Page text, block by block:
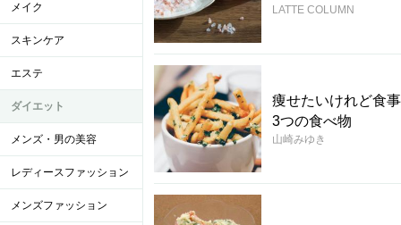
メイク
スキンケア
エステ
ダイエット
メンズ・男の美容
レディースファッション
メンズファッション
LATTE COLUMN
痩せたいけれど食
3つの食べ物
山崎みゆき